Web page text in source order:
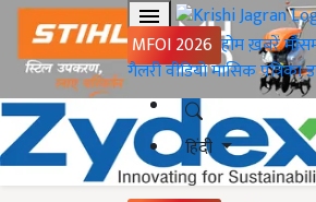
MFOI 2026 होमख़बरें
गैलरीवीडियोमासिक पत्रिका
हिंदी